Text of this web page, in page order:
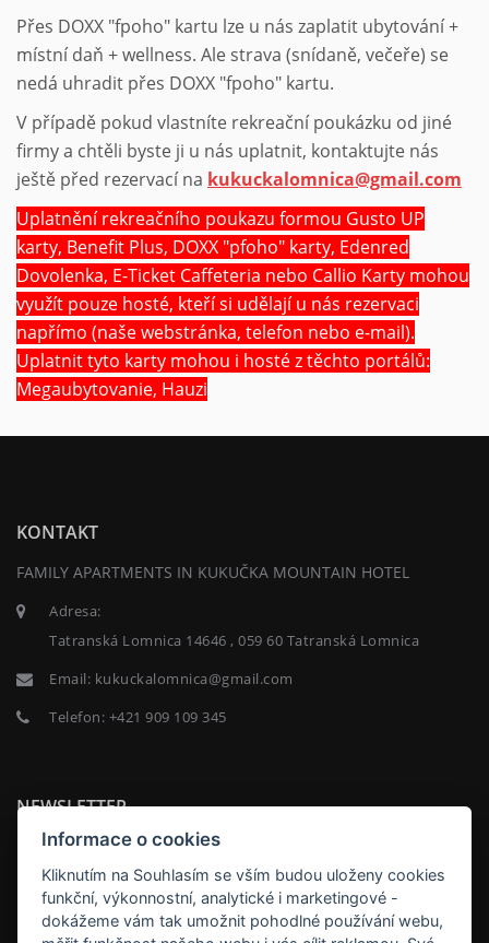
Přes DOXX "fpoho" kartu lze u nás zaplatit ubytování +
místní daň + wellness. Ale strava (snídaně, večeře) se
nedá uhradit přes DOXX "fpoho" kartu.
V případě pokud vlastníte rekreační poukázku od jiné
firmy a chtěli byste ji u nás uplatnit, kontaktujte nás
ještě před rezervací na kukuckalomnica@gmail.com
Uplatnění rekreačního poukazu formou Gusto UP
karty, Benefit Plus, DOXX "pfoho" karty, Edenred
Dovolenka, E-Ticket Caffeteria nebo Callio Karty mohou
využít pouze hosté, kteří si udělají u nás rezervaci
napřímo (naše webstránka, telefon nebo e-mail).
Uplatnit tyto karty mohou i hosté z těchto portálů:
Megaubytovanie, Hauzi
KONTAKT
FAMILY APARTMENTS IN KUKUČKA MOUNTAIN HOTEL
Adresa:
Tatranská Lomnica 14646 , 059 60 Tatranská Lomnica
Email: kukuckalomnica@gmail.com
Telefon: +421 909 109 345
NEWSLETTER
Informace o cookies
Kliknutím na Souhlasím se vším budou uloženy cookies
funkční, výkonnostní, analytické i marketingové -
dokážeme vám tak umožnit pohodlné používání webu,